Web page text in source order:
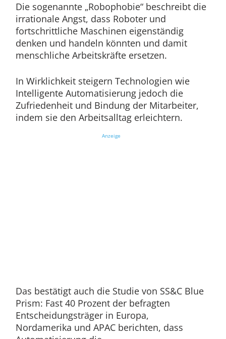
Die sogenannte „Robophobie“ beschreibt die
irrationale Angst, dass Roboter und
fortschrittliche Maschinen eigenständig
denken und handeln könnten und damit
menschliche Arbeitskräfte ersetzen.
In Wirklichkeit steigern Technologien wie
Intelligente Automatisierung jedoch die
Zufriedenheit und Bindung der Mitarbeiter,
indem sie den Arbeitsalltag erleichtern.
Anzeige
Das bestätigt auch die Studie von SS&C Blue
Prism: Fast 40 Prozent der befragten
Entscheidungsträger in Europa,
Nordamerika und APAC berichten, dass